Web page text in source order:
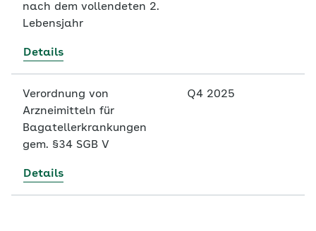
nach dem vollendeten 2.
Lebensjahr
Details
Verordnung von
Arzneimitteln für
Bagatellerkrankungen
gem. §34 SGB V
Details
Q4 2025